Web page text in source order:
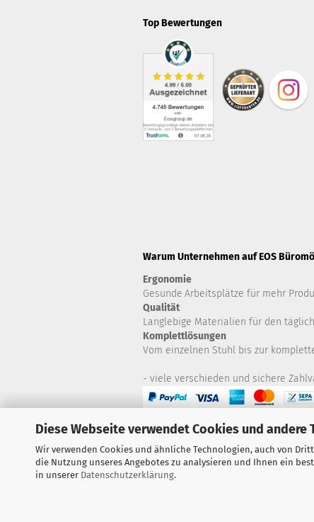
Diese Webseite verwendet Cookies und andere
Wir verwenden Cookies und ähnliche Technologien, auch von
die Nutzung unseres Angebotes zu analysieren und Ihnen ein
in unserer Datenschutzerklärung.
Top Bewertungen
Warum Unternehmen auf EOS
Ergonomie
Gesunde Arbeitsplätze für mehr
Qualität
Langlebige Materialien für den
Komplettlösungen
Vom einzelnen Stuhl bis zur
- viele verschieden und sichere
Haben Sie Fragen zu Artikeln?
da!